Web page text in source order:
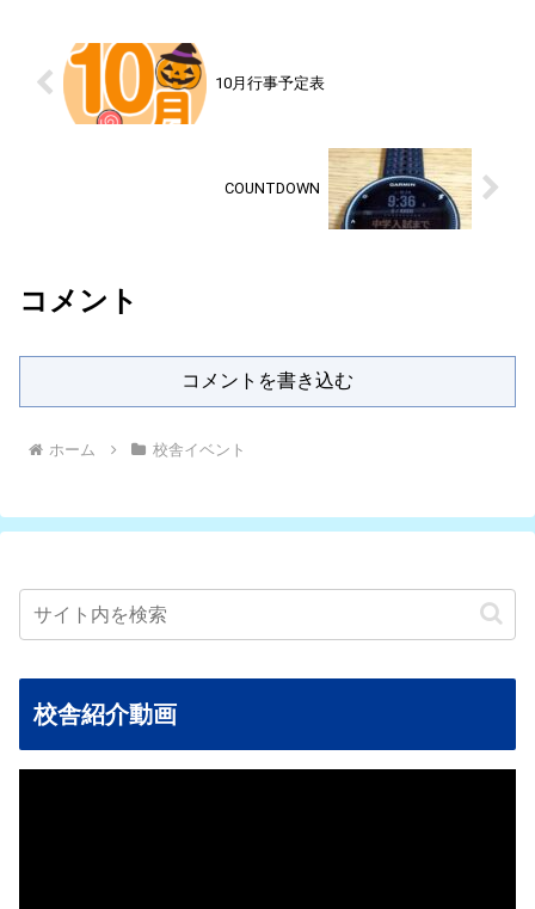
10月行事予定表
COUNTDOWN
コメント
コメントを書き込む
ホーム 校舎イベント
校舎紹介動画